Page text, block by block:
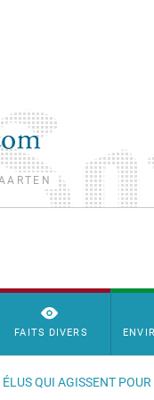
FAITS DIVERS
QUI AGISSENT